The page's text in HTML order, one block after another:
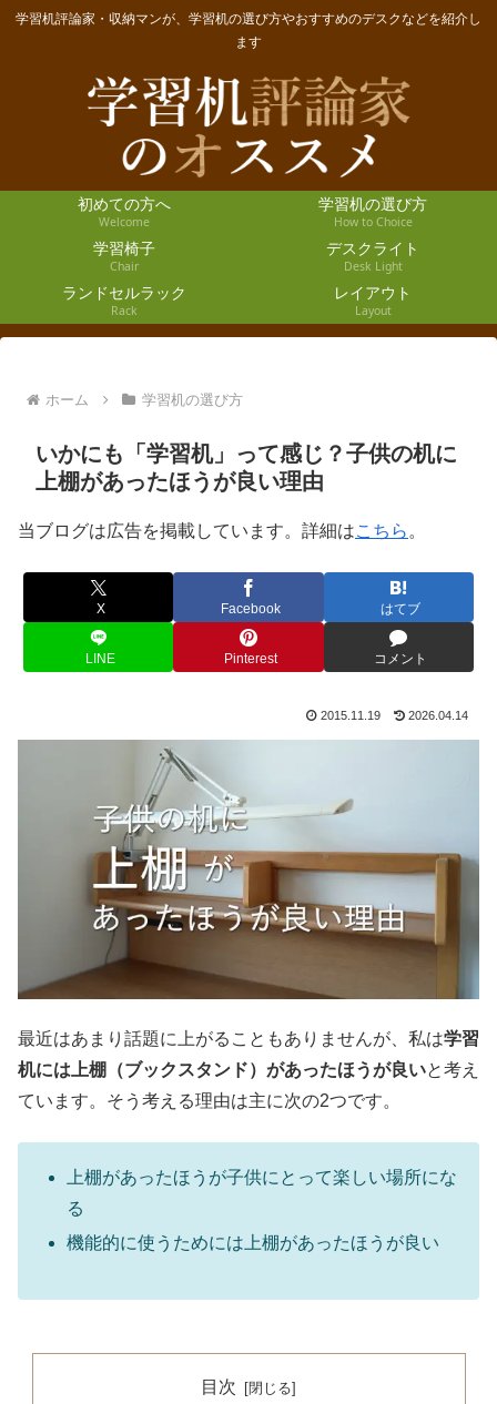
学習机評論家・収納マンが、学習机の選び方やおすすめのデスクなどを紹介し
ます
初めての方へ
Welcome
学習机の選び方
How to Choice
学習椅子
Chair
デスクライト
Desk Light
ランドセルラック
Rack
レイアウト
Layout
ホーム 学習机の選び方
いかにも「学習机」って感じ？子供の机に
上棚があったほうが良い理由
当ブログは広告を掲載しています。詳細はこちら 。
X Facebook はてブ
LINE Pinterest コメント
2015.11.19 2026.04.14
最近はあまり話題に上がることもありませんが、私は学習
机には上棚（ブックスタンド）があったほうが良いと考え
ています。そう考える理由は主に次の2つです。
上棚があったほうが子供にとって楽しい場所にな
る
機能的に使うためには上棚があったほうが良い
目次